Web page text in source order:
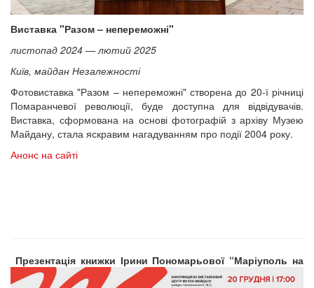
Виставка "Разом – непереможні"
листопад 2024 — лютий 2025
Київ, майдан Незалежності
Фотовиставка "Разом – непереможні" створена до 20-ї річниці
Помаранчевої революції, буде доступна для відвідувачів.
Виставка, сформована на основі фотографій з архіву Музею
Майдану, стала яскравим нагадуванням про події 2004 року.
Анонс на сайті
Презентація книжки Ірини Пономарьової “Маріуполь на